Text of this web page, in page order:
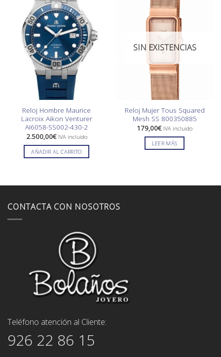
Reloj Hombre Maurice
Lacroix Aikon Venturer
AI6058-SS002-430-2
2.500,00€ IVA incluido
AÑADIR AL CARRITO
SIN EXISTENCIAS
Reloj Mujer Tous Squared
Mesh SS 800350885
179,00€ IVA incluido
LEER MÁS
CONTACTA CON NOSOTROS
Teléfono atención al Cliente:
926 22 86 15